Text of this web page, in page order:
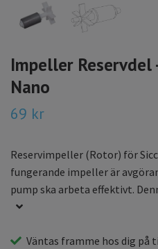
Impeller Reservdel
Nano
69 kr
Reservimpeller (Rotor) för
fungerande impeller är
pump ska arbeta effektivt.
Väntas framme hos dig på